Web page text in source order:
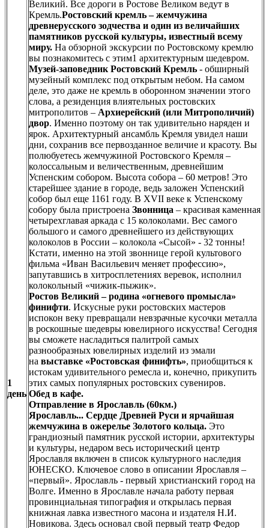
1
день
Великий. Все дороги в Ростове Великом ведут в
Кремль.Ростовский кремль – жемчужина
древнерусского зодчества и один из величайших
памятников русской культуры, известный всему
миру. На обзорной экскурсии по Ростовскому кремлю
вы познакомитесь с этим1 архитектурным шедевром.
Музей-заповедник Ростовский Кремль - обширный
музейный комплекс под открытым небом. На самом
деле, это даже не кремль в оборонном значении этого
слова, а резиденция влиятельных ростовских
митрополитов – Архиерейский (или Митрополичий)
двор. Именно поэтому он так удивительно наряден и
ярок. Архитектурный ансамбль Кремля увидел наши
дни, сохранив все первозданное величие и красоту. Вы
полюбуетесь жемчужиной Ростовского Кремля –
колоссальным и величественным, древнейшим
Успенским собором. Высота собора – 60 метров! Это
старейшее здание в городе, ведь заложен Успенский
собор был еще 1161 году. В XVII веке к Успенскому
собору была пристроена Звонница – красивая каменная
четырехглавая аркада с 15 колоколами. Вес самого
большого и самого древнейшего из действующих
колоколов в России – колокола «Сысой» - 32 тонны!
Кстати, именно на этой звоннице герой культового
фильма «Иван Васильевич меняет профессию»,
запутавшись в хитросплетениях веревок, исполнил
колокольный «чижик-пыжик».
Ростов Великий – родина «огневого промысла»
финифти. Искусные руки ростовских мастеров
испокон веку превращали невзрачные кусочки металла
в роскошные шедевры ювелирного искусства! Сегодня
вы сможете насладиться палитрой самых
разнообразных ювелирных изделий из эмали
на выставке «Ростовская финифть», приобщиться к
истокам удивительного ремесла и, конечно, прикупить
этих самых популярных ростовских сувениров.
Обед в кафе.
Отправление в Ярославль (60км.)
Ярославль... Сердце Древней Руси и ярчайшая
жемчужина в ожерелье Золотого кольца. Это
грандиозный памятник русской истории, архитектуры
и культуры, недаром весь исторический центр
Ярославля включен в список культурного наследия
ЮНЕСКО. Ключевое слово в описании Ярославля –
«первый». Ярославль - первый христианский город на
Волге. Именно в Ярославле начала работу первая
провинциальная типография и открылась первая
книжная лавка известного масона и издателя Н.И.
Новикова. Здесь основал свой первый театр Федор